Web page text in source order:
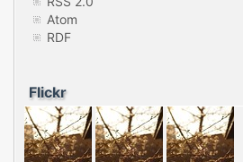
Atom
RDF
Flickr